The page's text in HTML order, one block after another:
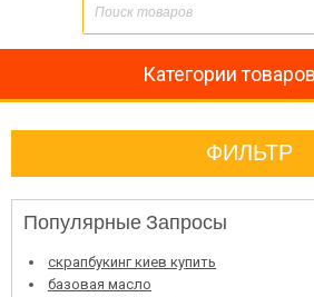
Категории товаров
ФИЛЬТР
Популярные Запросы
скрапбукинг киев купить
базовая масло